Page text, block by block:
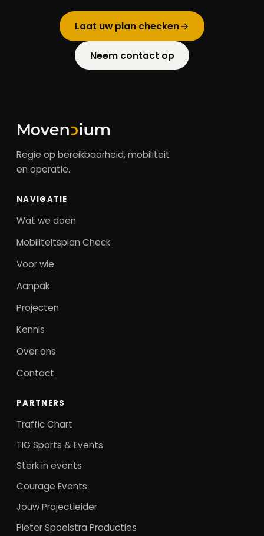
Laat uw plan checken
Neem contact op
Regie op bereikbaarheid, mobiliteit
en operatie.
NAVIGATIE
Wat we doen
Mobiliteitsplan Check
Voor wie
Aanpak
Projecten
Kennis
Over ons
Contact
PARTNERS
Traffic Chart
TIG Sports & Events
Sterk in events
Courage Events
Jouw Projectleider
Pieter Spoelstra Producties